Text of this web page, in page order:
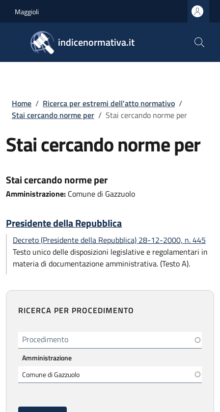
Maggioli
indicenormativa.it
Briciole di pane
Home / Ricerca per estremi dell'atto normativo /
Stai cercando norme per / Stai cercando norme per
Stai cercando norme per
Stai cercando norme per
Amministrazione: Comune di Gazzuolo
Presidente della Repubblica
Decreto (Presidente della Repubblica) 28-12-2000, n. 445
Testo unico delle disposizioni legislative e regolamentari in
materia di documentazione amministrativa. (Testo A).
RICERCA PER PROCEDIMENTO
Procedimento
Amministrazione